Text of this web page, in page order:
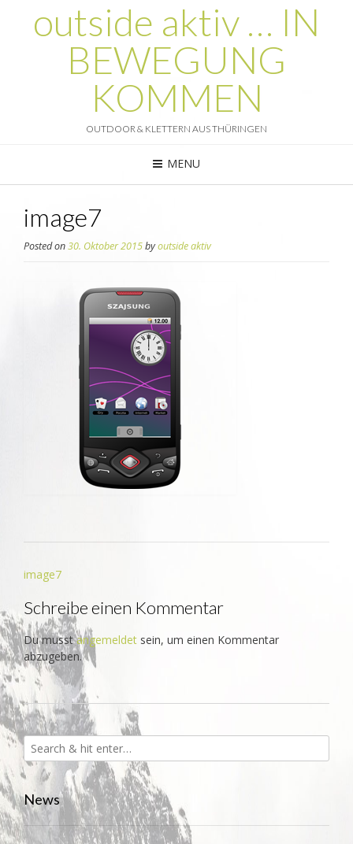
outside aktiv … IN
BEWEGUNG
KOMMEN
OUTDOOR & KLETTERN AUS THÜRINGEN
MENU
image7
Posted on30. Oktober 2015byoutside aktiv
Beitrags-
Navigation
image7
Schreibe einen Kommentar
Du musstangemeldet sein, um einen Kommentar
abzugeben.
News